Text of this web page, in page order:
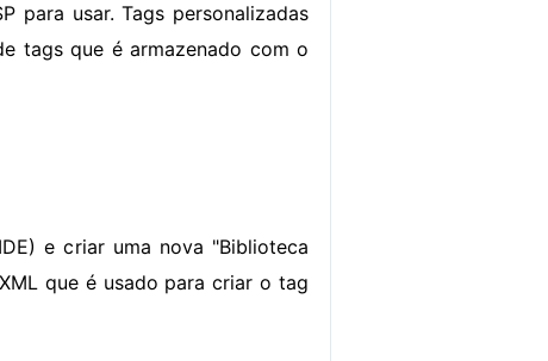
para usar. Tags personalizadas
tags que é armazenado com o
e criar uma nova "Biblioteca
que é usado para criar o tag